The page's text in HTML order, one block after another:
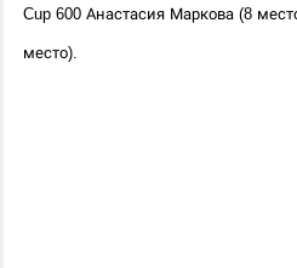
Cup 600 Анастасия Маркова (8
место).